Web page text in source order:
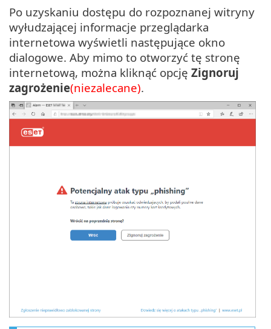
Po uzyskaniu dostępu do rozpoznanej witryny
wyłudzającej informacje przeglądarka
internetowa wyświetli następujące okno
dialogowe. Aby mimo to otworzyć tę stronę
internetową, można kliknąć opcję Zignoruj
zagrożenie(niezalecane).